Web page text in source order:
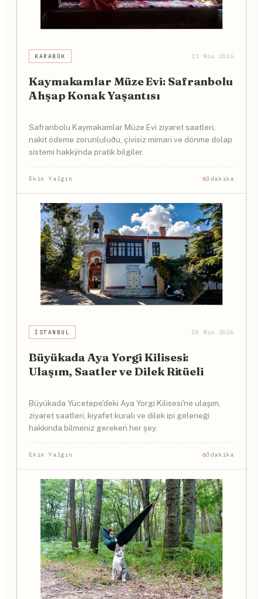
KARABÜK 21 Nis 2026
Kaymakamlar Müze Evi: Safranbolu
Ahşap Konak Yaşantısı
Safranbolu Kaymakamlar Müze Evi ziyaret saatleri,
nakit ödeme zorunluluðu, çivisiz mimari ve dönme dolap
sistemi hakkýnda pratik bilgiler.
Ekin Yalgın 3dakika
İSTANBUL 20 Nis 2026
Büyükada Aya Yorgi Kilisesi:
Ulaşım, Saatler ve Dilek Ritüeli
Büyükada Yücetepe'deki Aya Yorgi Kilisesi'ne ulaşım,
ziyaret saatleri, kıyafet kuralı ve dilek ipi geleneği
hakkında bilmeniz gereken her şey.
Ekin Yalgın 3dakika